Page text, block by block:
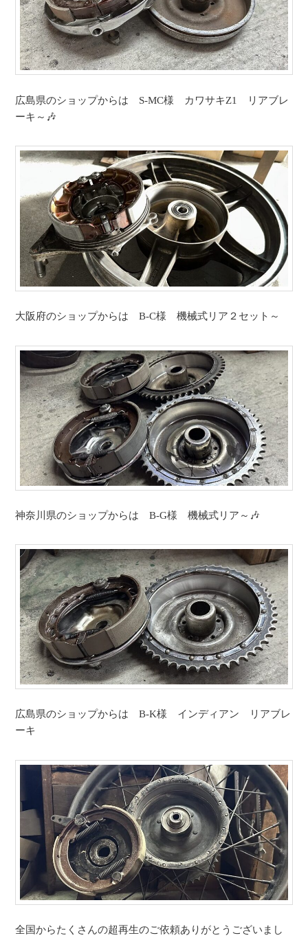
広島県のショップからは S-MC様 カワサキZ1 リアブレ
ーキ～🎶
大阪府のショップからは B-C様 機械式リア２セット～
神奈川県のショップからは B-G様 機械式リア～🎶
広島県のショップからは B-K様 インディアン リアブレ
ーキ
全国からたくさんの超再生のご依頼ありがとうございまし